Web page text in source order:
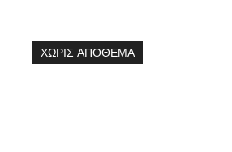
ΧΩΡΊΣ ΑΠΌΘΕΜΑ